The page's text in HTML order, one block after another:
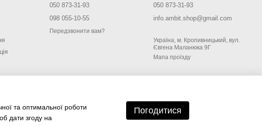
050 873-31-93
098 055-10-55
Передзвонити вам?
050 873-31-93
info.ambit.shop@gmail.com
Україна, м. Кропивницький, вул.
Євгена Маланюка 9Г
Мапа проїзду
та оптимальної роботи
дати згоду на
Погодитися